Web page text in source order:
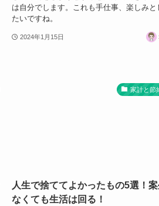
は自分でします。これも手仕事、楽しみと
たいですね。
2024年1月15日
家計と節
人生で捨ててよかったもの5選！
なくても生活は回る！